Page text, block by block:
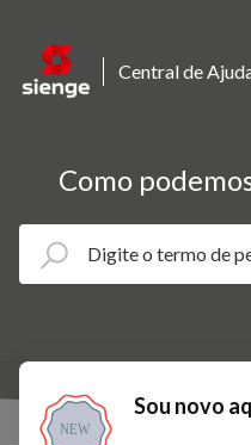
Central de
Como
NEW
Sou novo